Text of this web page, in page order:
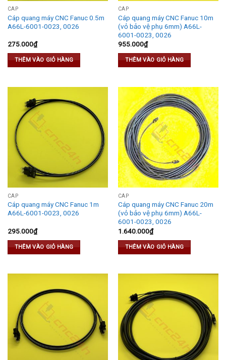
CÁP
Cáp quang máy CNC Fanuc 0.5m
A66L-6001-0023, 0026
275.000₫
THÊM VÀO GIỎ HÀNG
CÁP
Cáp quang máy CNC Fanuc 10m
(vỏ bảo vệ phụ 6mm) A66L-
6001-0023, 0026
955.000₫
THÊM VÀO GIỎ HÀNG
CÁP
Cáp quang máy CNC Fanuc 1m
A66L-6001-0023, 0026
295.000₫
THÊM VÀO GIỎ HÀNG
CÁP
Cáp quang máy CNC Fanuc 20m
(vỏ bảo vệ phụ 6mm) A66L-
6001-0023, 0026
1.640.000₫
THÊM VÀO GIỎ HÀNG